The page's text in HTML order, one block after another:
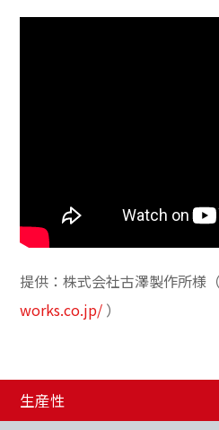
提供：株式会社古澤製作所様（
works.co.jp/ ）
生産性